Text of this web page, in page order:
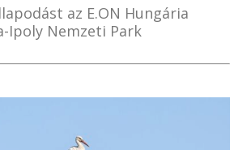
az E.ON Hungária
Ipoly Nemzeti Park